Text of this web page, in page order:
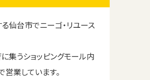
仙台市でニーゴ・リユース
集うショッピングモール内
業しています。